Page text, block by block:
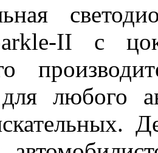
II с
любого